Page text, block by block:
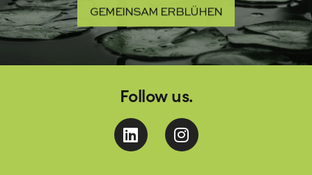
GEMEINSAM ERBLÜHEN
Follow us.